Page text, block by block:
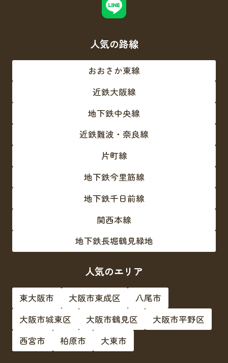
人気の路線
おおさか東線
近鉄大阪線
地下鉄中央線
近鉄難波・奈良線
片町線
地下鉄今里筋線
地下鉄千日前線
関西本線
地下鉄長堀鶴見緑地
人気のエリア
東大阪市 大阪市東成区
八尾市
大阪市城東区
大阪市鶴見区
大阪市平野区
西宮市
柏原市 大東市